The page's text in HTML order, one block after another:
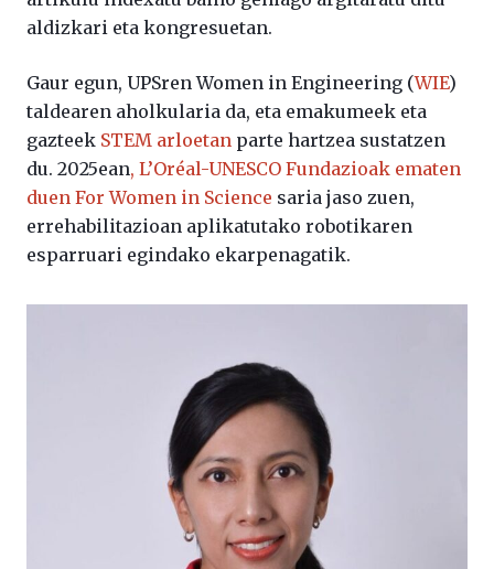
aldizkari eta kongresuetan.
Gaur egun, UPSren Women in Engineering (WIE)
taldearen aholkularia da, eta emakumeek eta
gazteek STEM arloetan parte hartzea sustatzen
du. 2025ean, L’Oréal-UNESCO Fundazioak ematen
duen For Women in Science saria jaso zuen,
errehabilitazioan aplikatutako robotikaren
esparruari egindako ekarpenagatik.